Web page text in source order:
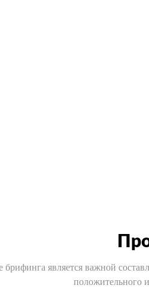
брифинга является важной
положительного